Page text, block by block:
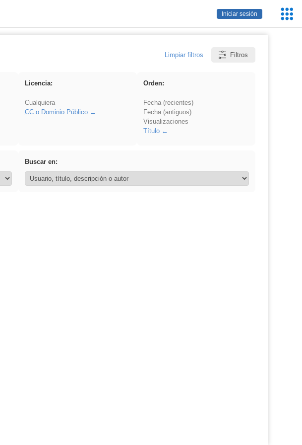
Iniciar sesión
Limpiar filtros Filtros
Licencia:
Cualquiera
CCo Dominio Público
Orden:
Fecha (recientes)
Fecha (antiguos)
Visualizaciones
Título
Buscar en: